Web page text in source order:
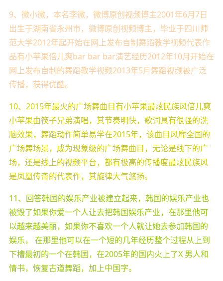
9、微小微，本名李微，微博原创视频博主2001年6月7日
出生于湖南省永州市，微博原创视频博主，毕业于四川师
范大学2012年起开始在网上发布自制舞蹈教学视频代表作
品有小苹果倍儿爽bar bar bar演艺经历2012年10月开始在
网上发布自制的舞蹈教学视频2013年5月舞蹈视频被广泛
传播，获得优酷。
10、2015年最火的广场舞曲目有小苹果最炫民族风倍儿爽
小苹果由筷子兄弟演唱，其节奏明快，歌词具有很强的洗
脑效果，舞蹈动作简单易学在2015年，该曲目风靡全国的
广场舞场景，成为现象级的广场舞曲目，无论是线下的广
场，还是线上的视频平台，都有极高的传播度最炫民族风
是凤凰传奇的代表作，其旋律大气悠扬。
11、回答韩国的娱乐产业被建立起来，韩国的娱乐产业也
被毁了如果你爱一个人让去把韩国娱乐产业，在那里他可
以越来越美丽，如果你不喜欢一个人就让她去参加韩国的
娱乐， 在那里他可以在一个短的几年经历整个过程从上到
下槽最初的一个在韩国，在2005年的国内火上了X 男人和
情书，恢复古道舞蹈，加上中国字。